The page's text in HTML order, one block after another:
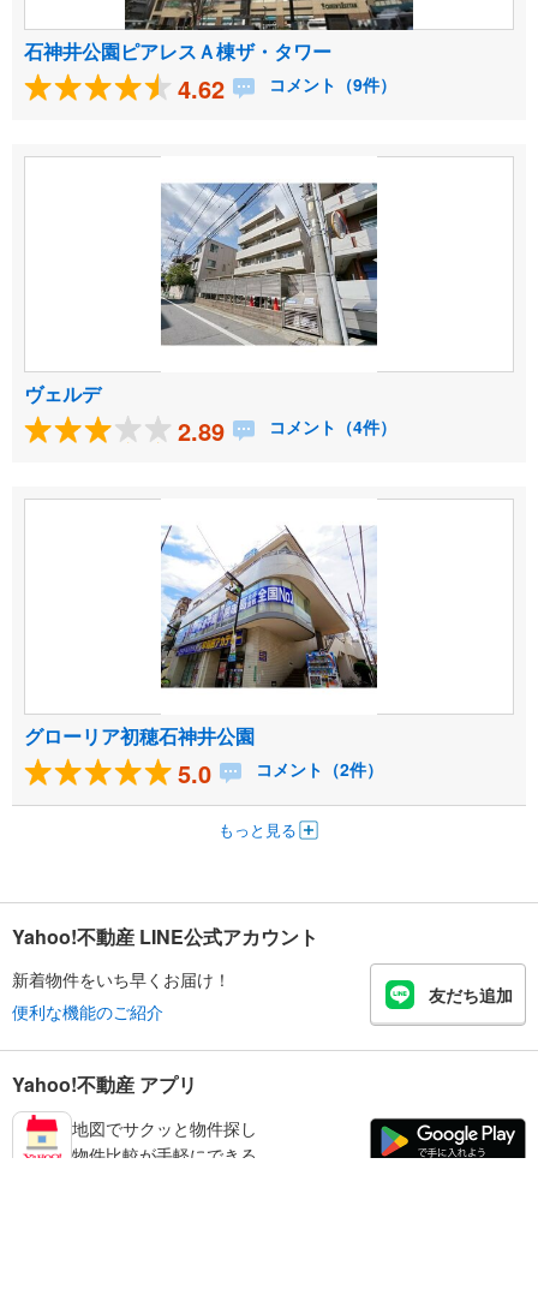
石神井公園ピアレスＡ棟ザ・タワー
4.62 コメント（9件）
ヴェルデ
2.89 コメント（4件）
グローリア初穂石神井公園
5.0 コメント（2件）
もっと見る
Yahoo!不動産 LINE公式アカウント
新着物件をいち早くお届け！
便利な機能のご紹介
友だち追加
Yahoo!不動産 アプリ
地図でサクッと物件探し
物件比較が手軽にできる